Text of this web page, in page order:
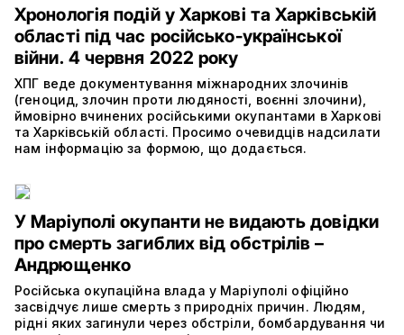
Хронологія подій у Харкові та Харківській
області під час російсько-української
війни. 4 червня 2022 року
ХПГ веде документування міжнародних злочинів
(геноцид, злочин проти людяності, воєнні злочини),
ймовірно вчинених російськими окупантами в Харкові
та Харківській області. Просимо очевидців надсилати
нам інформацію за формою, що додається.
У Маріуполі окупанти не видають довідки
про смерть загиблих від обстрілів –
Андрющенко
Російська окупаційна влада у Маріуполі офіційно
засвідчує лише смерть з природніх причин. Людям,
рідні яких загинули через обстріли, бомбардування чи